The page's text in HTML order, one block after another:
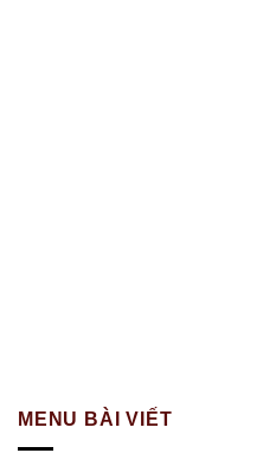
MENU BÀI VIẾT